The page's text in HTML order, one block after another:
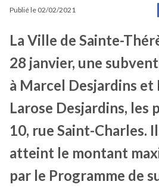
Publié le 02/02/2021
La Ville de Sainte-
28 janvier, une
à Marcel Desjardins et
Larose Desjardins, les
10, rue Saint-Charles.
atteint le montant
par le Programme de